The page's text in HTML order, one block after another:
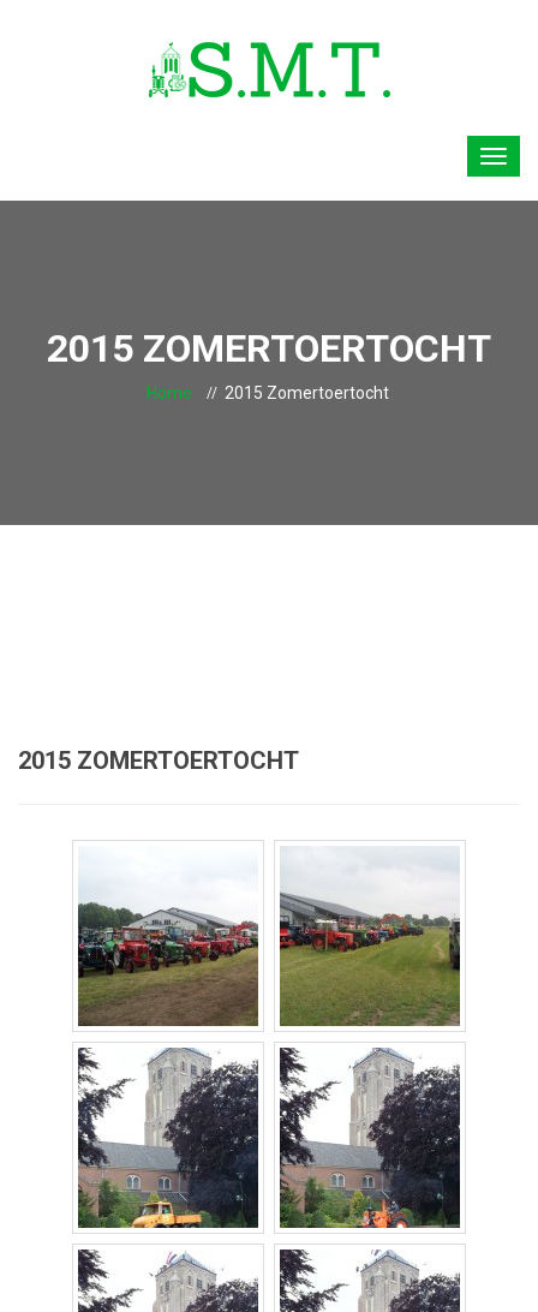
2015 ZOMERTOERTOCHT
Home 2015 Zomertoertocht
2015 ZOMERTOERTOCHT